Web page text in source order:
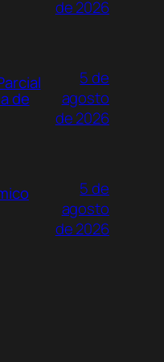
está disponível
a teoria
da prática
encontrado
estudantes de
mais
até o
de 2026
de
5 de
agosto
de 2026
5 de
agosto
de 2026